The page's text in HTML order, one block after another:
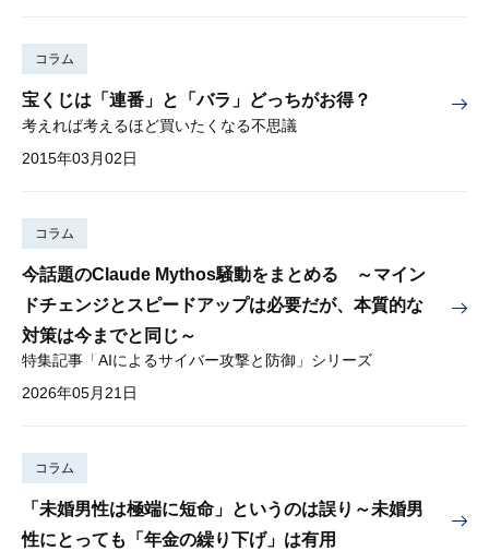
コラム
宝くじは「連番」と「バラ」どっちがお得？
考えれば考えるほど買いたくなる不思議
2015年03月02日
コラム
今話題のClaude Mythos騒動をまとめる ～マイン
ドチェンジとスピードアップは必要だが、本質的な
対策は今までと同じ～
特集記事「AIによるサイバー攻撃と防御」シリーズ
2026年05月21日
コラム
「未婚男性は極端に短命」というのは誤り～未婚男
性にとっても「年金の繰り下げ」は有用